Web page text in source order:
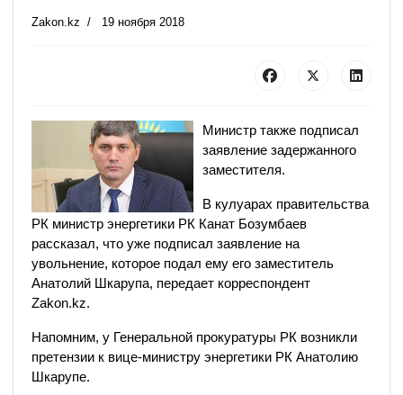
Zakon.kz 19 ноября 2018
Министр также подписал
заявление задержанного
заместителя.
В кулуарах правительства
РК министр энергетики РК Канат Бозумбаев
рассказал, что уже подписал заявление на
увольнение, которое подал ему его заместитель
Анатолий Шкарупа, передает корреспондент
Zakon.kz.
Напомним, у Генеральной прокуратуры РК возникли
претензии к вице-министру энергетики РК Анатолию
Шкарупе.